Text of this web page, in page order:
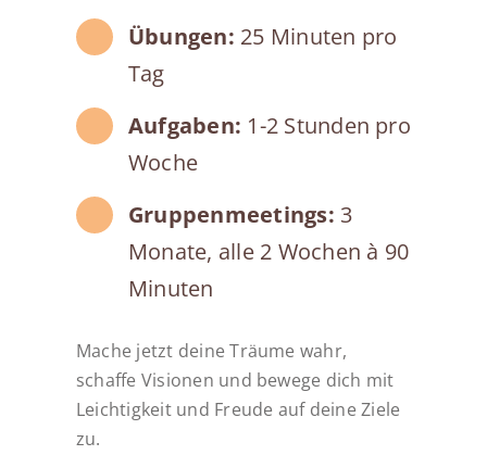
Übungen: 25 Minuten pro
Tag
Aufgaben: 1-2 Stunden pro
Woche
Gruppenmeetings: 3
Monate, alle 2 Wochen à 90
Minuten
Mache jetzt deine Träume wahr,
schaffe Visionen und bewege dich mit
Leichtigkeit und Freude auf deine Ziele
zu.